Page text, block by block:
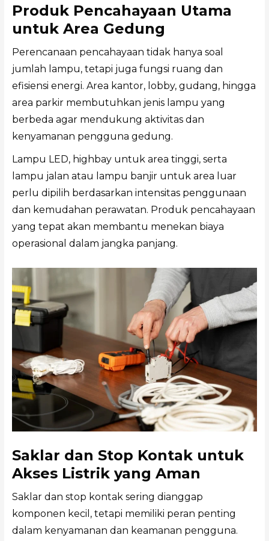
Produk Pencahayaan Utama
untuk Area Gedung
Perencanaan pencahayaan tidak hanya soal
jumlah lampu, tetapi juga fungsi ruang dan
efisiensi energi. Area kantor, lobby, gudang, hingga
area parkir membutuhkan jenis lampu yang
berbeda agar mendukung aktivitas dan
kenyamanan pengguna gedung.
Lampu LED, highbay untuk area tinggi, serta
lampu jalan atau lampu banjir untuk area luar
perlu dipilih berdasarkan intensitas penggunaan
dan kemudahan perawatan. Produk pencahayaan
yang tepat akan membantu menekan biaya
operasional dalam jangka panjang.
Saklar dan Stop Kontak untuk
Akses Listrik yang Aman
Saklar dan stop kontak sering dianggap
komponen kecil, tetapi memiliki peran penting
dalam kenyamanan dan keamanan pengguna.